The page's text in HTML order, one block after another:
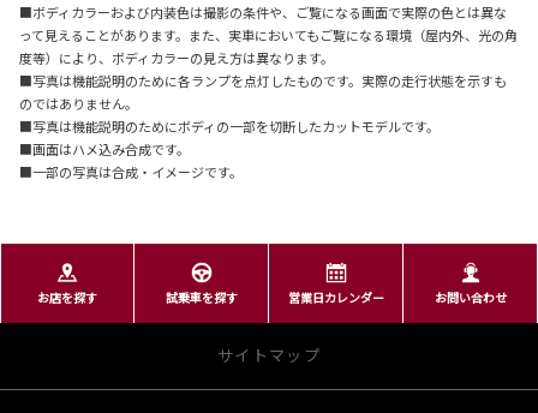
■ボディカラーおよび内装色は撮影の条件や、ご覧になる画面で実際の色とは異な
って見えることがあります。また、実車においてもご覧になる環境（屋内外、光の角
度等）により、ボディカラーの見え方は異なります。
■写真は機能説明のために各ランプを点灯したものです。実際の走行状態を示すも
のではありません。
■写真は機能説明のためにボディの一部を切断したカットモデルです。
■画面はハメ込み合成です。
■一部の写真は合成・イメージです。
お店を探す 試乗車を探す 営業日カレンダー お問い合わせ
サイトマップ